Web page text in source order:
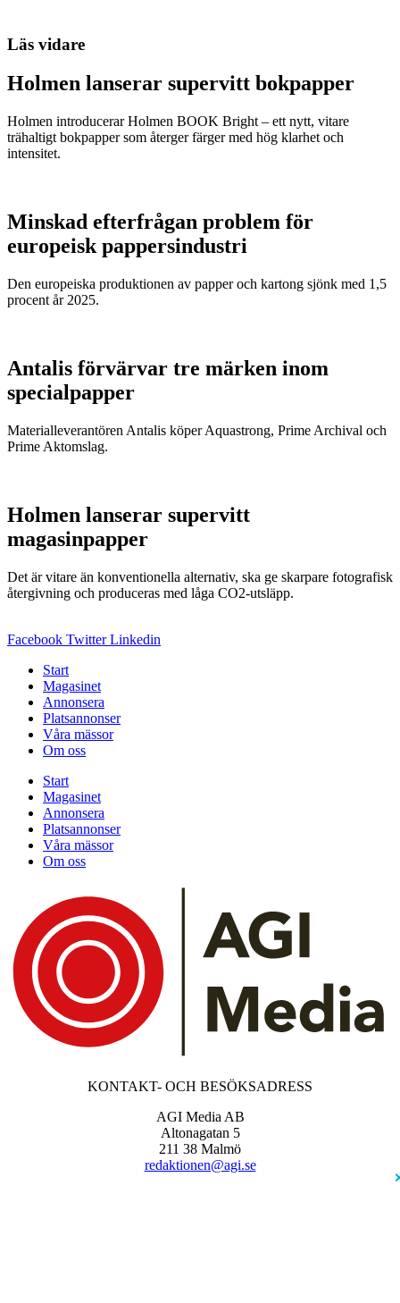
Läs vidare
Holmen lanserar supervitt bokpapper
Holmen introducerar Holmen BOOK Bright – ett nytt, vitare
trähaltigt bokpapper som återger färger med hög klarhet och
intensitet.
Minskad efterfrågan problem för
europeisk pappersindustri
Den europeiska produktionen av papper och kartong sjönk med 1,5
procent år 2025.
Antalis förvärvar tre märken inom
specialpapper
Materialleverantören Antalis köper Aquastrong, Prime Archival och
Prime Aktomslag.
Holmen lanserar supervitt
magasinpapper
Det är vitare än konventionella alternativ, ska ge skarpare fotografisk
återgivning och produceras med låga CO2-utsläpp.
Facebook Twitter Linkedin
Start
Magasinet
Annonsera
Platsannonser
Våra mässor
Om oss
Start
Magasinet
Annonsera
Platsannonser
Våra mässor
Om oss
KONTAKT- OCH BESÖKSADRESS
AGI Media AB
Altonagatan 5
211 38 Malmö
redaktionen@agi.se